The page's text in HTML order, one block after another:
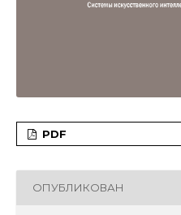
PDF
ОПУБЛИКОВАН